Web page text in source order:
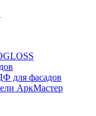
для фасадов
АркМастер